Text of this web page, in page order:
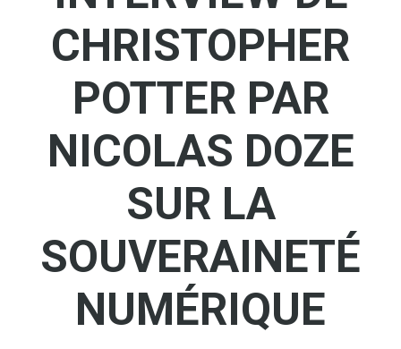
CHRISTOPHER
POTTER PAR
NICOLAS DOZE
SUR LA
SOUVERAINETÉ
NUMÉRIQUE